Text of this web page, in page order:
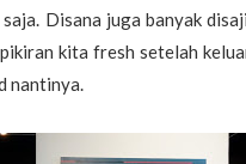
Disana juga banyak
kita fresh setelah
nantinya.